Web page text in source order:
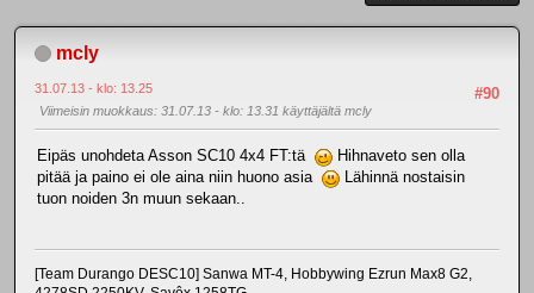
mcly
#90
31.07.13 - klo: 13.25
Viimeisin muokkaus: 31.07.13 - klo: 13.31 käyttäjältä mcly
Eipäs unohdeta Asson SC10 4x4 FT:tä
Hihnaveto sen olla
pitää ja paino ei ole aina niin huono asia
Lähinnä nostaisin
tuon noiden 3n muun sekaan..
[Team Durango DESC10] Sanwa MT-4, Hobbywing Ezrun Max8 G2,